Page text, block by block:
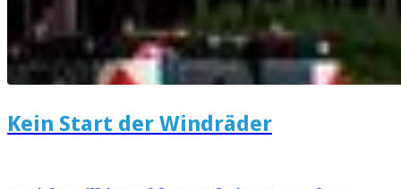
Kein Start der Windräder